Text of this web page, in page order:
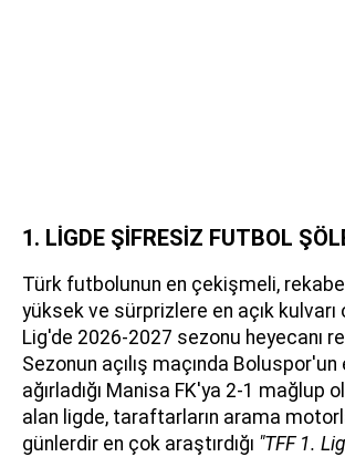
1. LİGDE ŞİFRESİZ FUTBOL
Türk futbolunun en çekişmeli,
yüksek ve sürprizlere en açık kulvarı
Lig'de 2026-2027 sezonu heyecanı
Sezonun açılış maçında Boluspor'un
ağırladığı Manisa FK'ya 2-1 mağlup
alan ligde, taraftarların arama
günlerdir en çok araştırdığı "TFF 1.